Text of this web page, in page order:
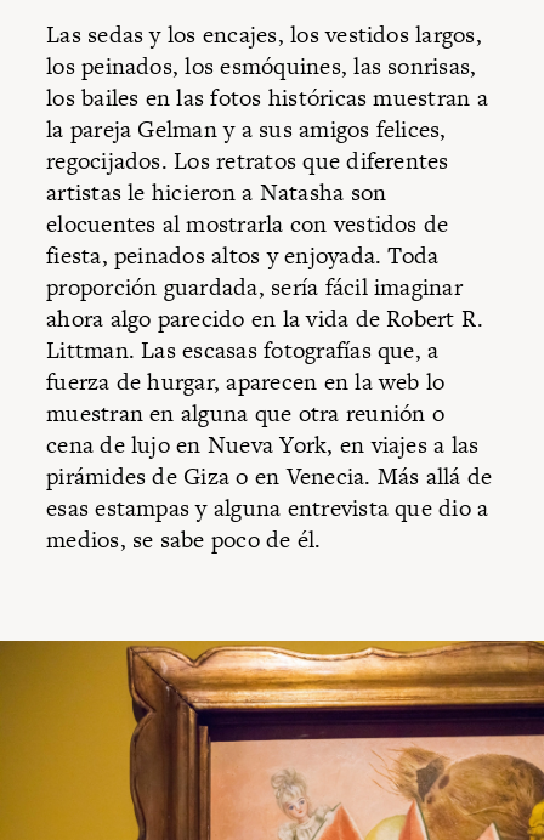
Las sedas y los encajes, los vestidos largos,
los peinados, los esmóquines, las sonrisas,
los bailes en las fotos históricas muestran a
la pareja Gelman y a sus amigos felices,
regocijados. Los retratos que diferentes
artistas le hicieron a Natasha son
elocuentes al mostrarla con vestidos de
fiesta, peinados altos y enjoyada. Toda
proporción guardada, sería fácil imaginar
ahora algo parecido en la vida de Robert R.
Littman. Las escasas fotografías que, a
fuerza de hurgar, aparecen en la web lo
muestran en alguna que otra reunión o
cena de lujo en Nueva York, en viajes a las
pirámides de Giza o en Venecia. Más allá de
esas estampas y alguna entrevista que dio a
medios, se sabe poco de él.